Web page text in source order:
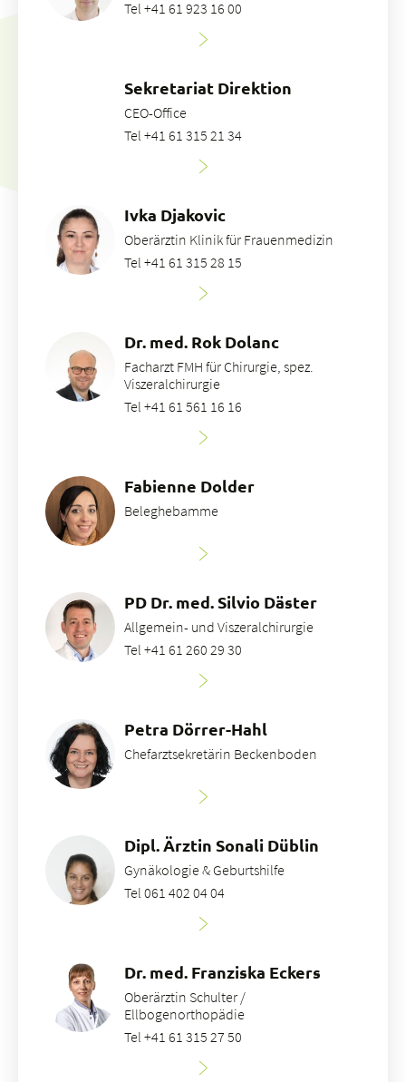
Tel +41 61 923 16 00
Sekretariat Direktion
CEO-Office
Tel +41 61 315 21 34
Ivka Djakovic
Oberärztin Klinik für Frauenmedizin
Tel +41 61 315 28 15
Dr. med. Rok Dolanc
Facharzt FMH für Chirurgie, spez.
Viszeralchirurgie
Tel +41 61 561 16 16
Fabienne Dolder
Beleghebamme
PD Dr. med. Silvio Däster
Allgemein- und Viszeralchirurgie
Tel +41 61 260 29 30
Petra Dörrer-Hahl
Chefarztsekretärin Beckenboden
Dipl. Ärztin Sonali Düblin
Gynäkologie & Geburtshilfe
Tel 061 402 04 04
Dr. med. Franziska Eckers
Oberärztin Schulter /
Ellbogenorthopädie
Tel +41 61 315 27 50